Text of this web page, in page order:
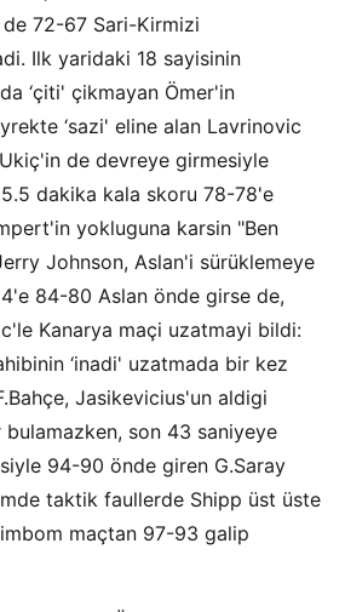
72-67 Sari-Kirmizi
Ilk yaridaki 18 sayisinin
‘çiti' çikmayan Ömer'in
‘sazi' eline alan Lavrinovic
de devreye girmesiyle
dakika kala skoru 78-78'e
yokluguna karsin "Ben
Johnson, Aslan'i sürüklemeye
84-80 Aslan önde girse de,
Kanarya maçi uzatmayi bildi:
‘inadi' uzatmada bir kez
Jasikevicius'un aldigi
son 43 saniyeye
94-90 önde giren G.Saray
taktik faullerde Shipp üst üste
maçtan 97-93 galip